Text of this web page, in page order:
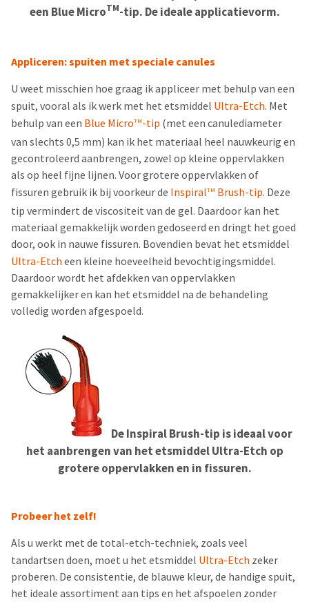
een Blue MicroTM-tip. De ideale applicatievorm.
Appliceren: spuiten met speciale canules
U weet misschien hoe graag ik appliceer met behulp van een
spuit, vooral als ik werk met het etsmiddel Ultra-Etch. Met
behulp van een Blue MicroTM-tip (met een canulediameter
van slechts 0,5 mm) kan ik het materiaal heel nauwkeurig en
gecontroleerd aanbrengen, zowel op kleine oppervlakken
als op heel fijne lijnen. Voor grotere oppervlakken of
fissuren gebruik ik bij voorkeur de InspiralTM Brush-tip. Deze
tip vermindert de viscositeit van de gel. Daardoor kan het
materiaal gemakkelijk worden gedoseerd en dringt het goed
door, ook in nauwe fissuren. Bovendien bevat het etsmiddel
Ultra-Etcheen kleine hoeveelheid bevochtigingsmiddel.
Daardoor wordt het afdekken van oppervlakken
gemakkelijker en kan het etsmiddel na de behandeling
volledig worden afgespoeld.
De Inspiral Brush-tip is ideaal voor
het aanbrengen van het etsmiddel Ultra-Etch op
grotere oppervlakken en in fissuren.
Probeer het zelf!
Als u werkt met de total-etch-techniek, zoals veel
tandartsen doen, moet u het etsmiddel Ultra-Etch zeker
proberen. De consistentie, de blauwe kleur, de handige spuit,
het ideale assortiment aan tips en het afspoelen zonder